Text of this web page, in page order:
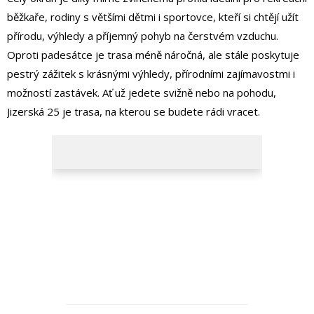
běžkaře, rodiny s většími dětmi i sportovce, kteří si chtějí užít
přírodu, výhledy a příjemný pohyb na čerstvém vzduchu.
Oproti padesátce je trasa méně náročná, ale stále poskytuje
pestrý zážitek s krásnými výhledy, přírodními zajímavostmi i
možností zastávek. Ať už jedete svižně nebo na pohodu,
Jizerská 25 je trasa, na kterou se budete rádi vracet.